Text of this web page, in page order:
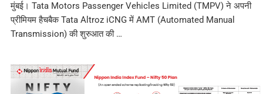
मुंबई। Tata Motors Passenger Vehicles Limited (TMPV) ने अपनी
प्रीमियम हैचबैक Tata Altroz iCNG में AMT (Automated Manual
Transmission) की शुरुआत की …